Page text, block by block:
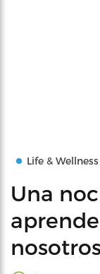
Life & Wellness
Una